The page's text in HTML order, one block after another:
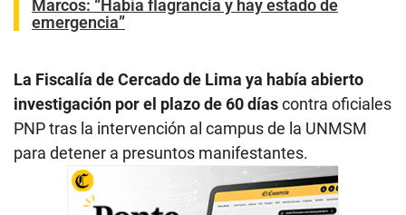
Marcos: “Había flagrancia y hay estado de
emergencia”
La Fiscalía de Cercado de Lima ya había abierto
investigación por el plazo de 60 díascontra oficiales
PNP tras la intervención al campus de la UNMSM
para detener a presuntos manifestantes.